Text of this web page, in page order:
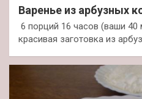
Варенье из арбузных
6 порций 16 часов (ваши
красивая заготовка из